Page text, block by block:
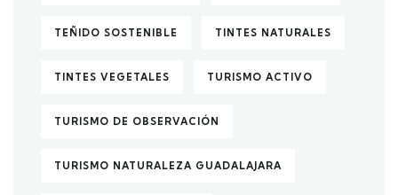
TEÑIDO SOSTENIBLE TINTES NATURALES
TINTES VEGETALES TURISMO ACTIVO
TURISMO DE OBSERVACIÓN
TURISMO NATURALEZA GUADALAJARA